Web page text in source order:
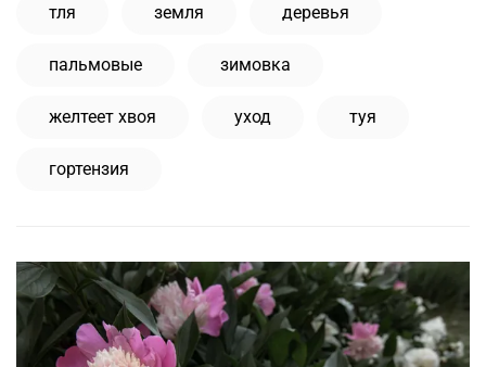
тля земля деревья
пальмовые зимовка
желтеет хвоя уход туя
гортензия